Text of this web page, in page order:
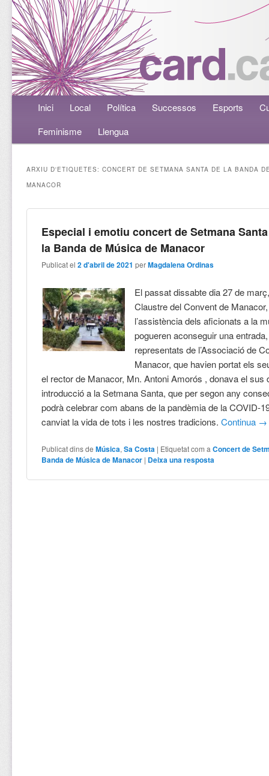
Menú principalAneu al contingut principal
Aneu al contingut secundari
Inici Local Política Successos Esports
Feminisme
Llengua
ARXIU D'ETIQUETES:CONCERT DE SETMANA SANTA DE LA BANDA
MANACOR
Especial i emotiu concert de Setmana
la Banda de Música de Manacor
Publicat el2 d'abril de 2021 perMagdalena Ordinas
El passat dissabte dia 27 de
Claustre del Convent de
l’assistència dels aficionats a la
pogueren aconseguir una
representats de l’Associació de
Manacor, que havien portat els
el rector de Manacor, Mn. Antoni Amorós , donava el sus
introducció a la Setmana Santa, que per segon any
podrà celebrar com abans de la pandèmia de la COVID-
canviat la vida de tots i les nostres tradicions.Continua →
Publicat dins de Música,Sa Costa | Etiquetat com a Concert de
Banda de Música de Manacor | Deixa una resposta